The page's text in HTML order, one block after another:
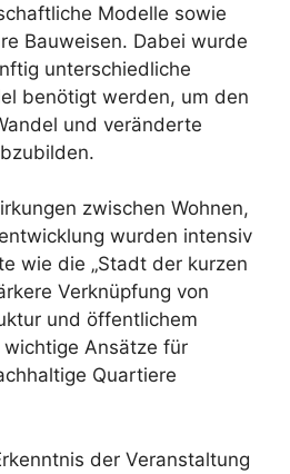
Modelle sowie
Bauweisen. Dabei wurde
unterschiedliche
benötigt werden, um den
und veränderte
zwischen Wohnen,
wurden intensiv
wie die „Stadt der kurzen
Verknüpfung von
und öffentlichem
Ansätze für
Quartiere
der Veranstaltung